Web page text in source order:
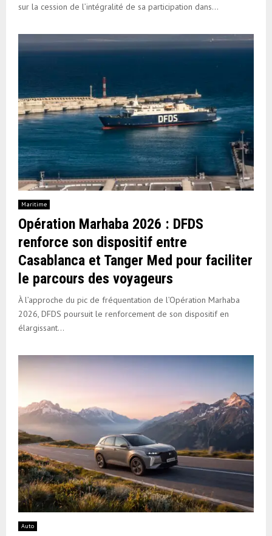
sur la cession de l’intégralité de sa participation dans...
Maritime
Opération Marhaba 2026 : DFDS
renforce son dispositif entre
Casablanca et Tanger Med pour faciliter
le parcours des voyageurs
À l’approche du pic de fréquentation de l’Opération Marhaba
2026, DFDS poursuit le renforcement de son dispositif en
élargissant...
Auto